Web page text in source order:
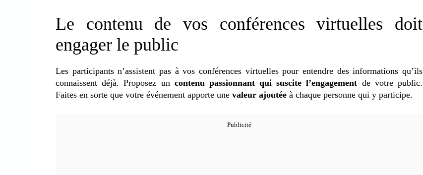
Le contenu de vos conférences virtuelles doit
engager le public
Les participants n’assistent pas à vos conférences virtuelles pour entendre des informations qu’ils
connaissent déjà. Proposez un contenu passionnant qui suscite l’engagement de votre public.
Faites en sorte que votre événement apporte une valeur ajoutée à chaque personne qui y participe.